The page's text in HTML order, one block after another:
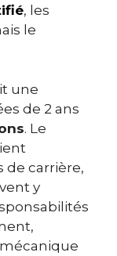
, les
le
une
de 2 ans
. Le
de carrière,
y